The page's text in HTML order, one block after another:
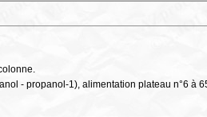
- propanol-1), alimentation plateau n°6 à